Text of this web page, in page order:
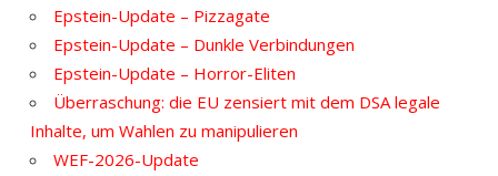
Epstein-Update – Pizzagate
Epstein-Update – Dunkle Verbindungen
Epstein-Update – Horror-Eliten
Überraschung: die EU zensiert mit dem DSA legale
Inhalte, um Wahlen zu manipulieren
WEF-2026-Update